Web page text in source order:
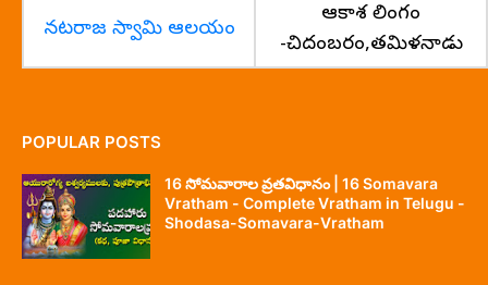
నటరాజ స్వామి ఆలయం
ఆకాశ లింగం
-చిదంబరం,తమిళనాడు
POPULAR POSTS
16 సోమవారాల వ్రతవిధానం | 16 Somavara
Vratham - Complete Vratham in Telugu -
Shodasa-Somavara-Vratham